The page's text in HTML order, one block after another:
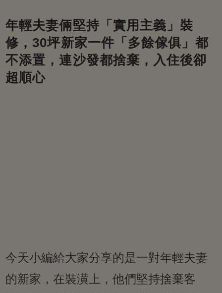
年輕夫妻倆堅持「實用主義」裝
修，30坪新家一件「多餘傢俱」都
不添置，連沙發都捨棄，入住後卻
超順心
今天小編給大家分享的是一對年輕夫妻
的新家，在裝潢上，他們堅持捨棄客